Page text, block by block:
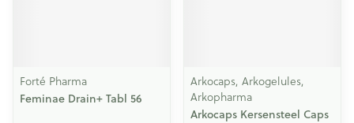
Forté Pharma
Feminae Drain+ Tabl 56
Arkocaps, Arkogelules,
Arkopharma
Arkocaps Kersensteel Caps